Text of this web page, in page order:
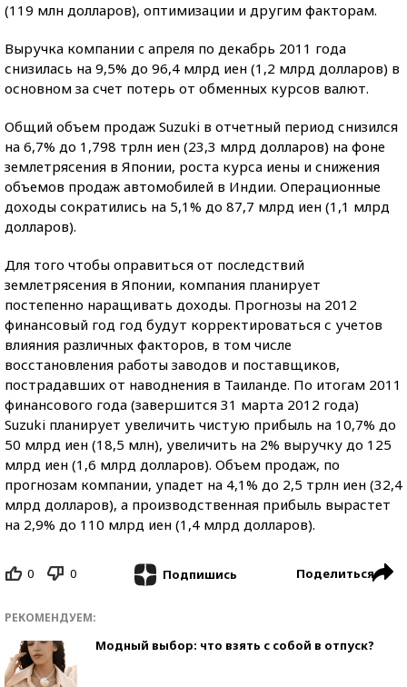
(119 млн долларов), оптимизации и другим факторам.
Выручка компании c апреля по декабрь 2011 года
снизилась на 9,5% до 96,4 млрд иен (1,2 млрд долларов) в
основном за счет потерь от обменных курсов валют.
Общий объем продаж Suzuki в отчетный период снизился
на 6,7% до 1,798 трлн иен (23,3 млрд долларов) на фоне
землетрясения в Японии, роста курса иены и снижения
объемов продаж автомобилей в Индии. Операционные
доходы сократились на 5,1% до 87,7 млрд иен (1,1 млрд
долларов).
Для того чтобы оправиться от последствий
землетрясения в Японии, компания планирует
постепенно наращивать доходы. Прогнозы на 2012
финансовый год год будут корректироваться с учетов
влияния различных факторов, в том числе
восстановления работы заводов и поставщиков,
пострадавших от наводнения в Таиланде. По итогам 2011
финансового года (завершится 31 марта 2012 года)
Suzuki планирует увеличить чистую прибыль на 10,7% до
50 млрд иен (18,5 млн), увеличить на 2% выручку до 125
млрд иен (1,6 млрд долларов). Объем продаж, по
прогнозам компании, упадет на 4,1% до 2,5 трлн иен (32,4
млрд долларов), а производственная прибыль вырастет
на 2,9% до 110 млрд иен (1,4 млрд долларов).
0 0 Подпишись Поделиться
РЕКОМЕНДУЕМ:
Модный выбор: что взять с собой в отпуск?